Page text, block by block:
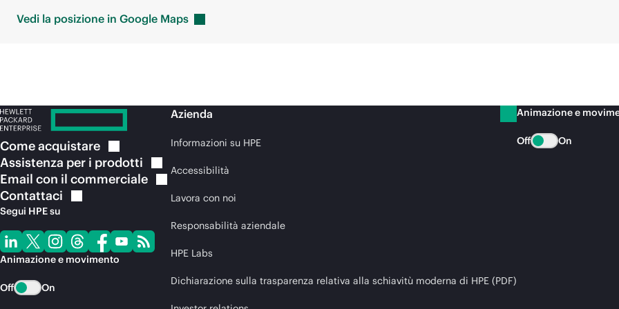
Vedi la posizione in Google Maps
Comeacquistare
Assistenza per i prodotti
Email con il commerciale
Contattaci
Segui HPE su
Animazione e movimento
Off On
Azienda
Informazioni su HPE
Accessibilità
Lavora con noi
Responsabilità aziendale
HPE Labs
Dichiarazione sulla trasparenza relativa alla schiavitù moderna di HPE (PDF)
Animazione e
Off On